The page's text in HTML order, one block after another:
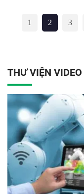
1 2 3
THƯ VIỆN VIDEO